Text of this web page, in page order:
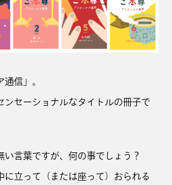
通信」。
ンセーショナルなタイトルの冊子で
言葉ですが、何の事でしょう？
に立って（または座って）おられる